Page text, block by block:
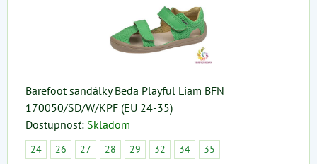
Barefoot sandálky Beda Playful Liam BFN
170050/SD/W/KPF (EU 24-35)
Dostupnosť: Skladom
24 26 27 28 29 32 34 35